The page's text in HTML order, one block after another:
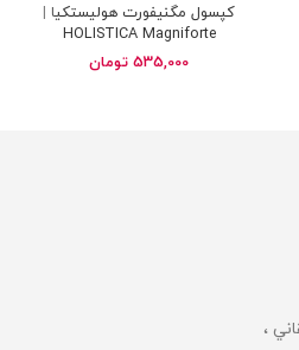
کپسول مگنیفورت هولیستکیا |
HOLISTICA Magniforte
535,000 تومان